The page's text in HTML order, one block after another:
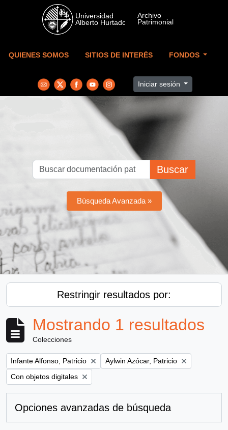
Skip to main content
QUIENES SOMOS SITIOS DE INTERÉS FONDOS
Iniciar sesión
Buscar
Búsqueda Avanzada »
Restringir resultados por:
Mostrando 1 resultados
Colecciones
Remove filter:
Infante Alfonso, Patricio Remove filter:
Aylwin Azócar, Patricio
Remove filter:
Con objetos digitales
Opciones avanzadas de búsqueda